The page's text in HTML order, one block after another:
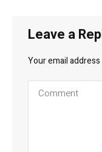
Leave a
Your email